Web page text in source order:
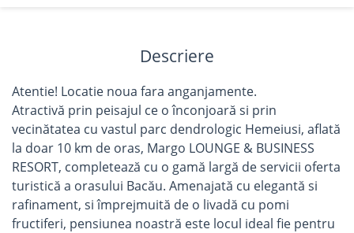
Descriere
Atentie! Locatie noua fara anganjamente.
Atractivă prin peisajul ce o înconjoară si prin
vecinătatea cu vastul parc dendrologic Hemeiusi, aflată
la doar 10 km de oras, Margo LOUNGE & BUSINESS
RESORT, completează cu o gamă largă de servicii oferta
turistică a orasului Bacău. Amenajată cu elegantă si
rafinament, si împrejmuită de o livadă cu pomi
fructiferi, pensiunea noastră este locul ideal fie pentru